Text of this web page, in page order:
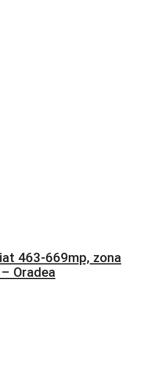
463-669mp, zona
Oradea